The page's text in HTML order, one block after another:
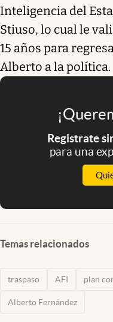
Inteligencia del
Stiuso, lo cual le
15 años para
Alberto a la política.
Registrate
para una
Temas relacionados
traspaso AFI plan
Alberto Fernández